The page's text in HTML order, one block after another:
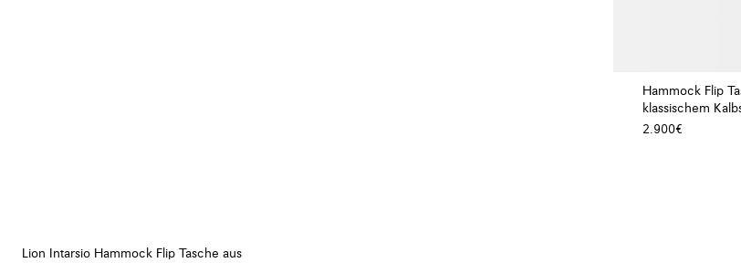
Hammock Flip
klassischem
2.900€
Lion Intarsio Hammock Flip Tasche aus